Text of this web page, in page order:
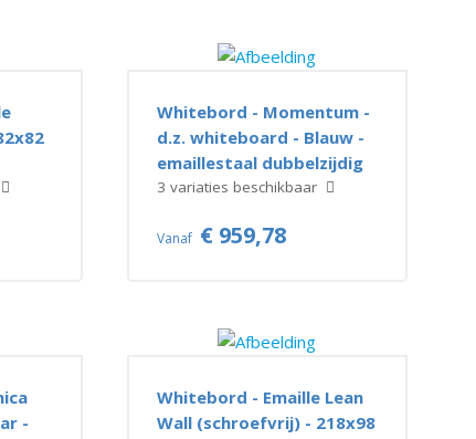
Whitebord - Momentum -
d.z. whiteboard - Blauw -
emaillestaal dubbelzijdig
3 variaties beschikbaar
Vanaf € 959,78
-
Whitebord - Emaille Lean
Wall (schroefvrij) - 218x98